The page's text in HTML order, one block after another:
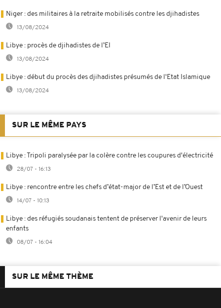
Niger : des militaires à la retraite mobilisés contre les djihadistes
13/08/2024
Libye : procès de djihadistes de l’EI
13/08/2024
Libye : début du procès des djihadistes présumés de l'Etat Islamique
13/08/2024
SUR LE MÊME PAYS
Libye : Tripoli paralysée par la colère contre les coupures d'électricité
28/07 - 16:13
Libye : rencontre entre les chefs d’état-major de l’Est et de l’Ouest
14/07 - 10:13
Libye : des réfugiés soudanais tentent de préserver l'avenir de leurs
enfants
08/07 - 16:04
SUR LE MÊME THÈME